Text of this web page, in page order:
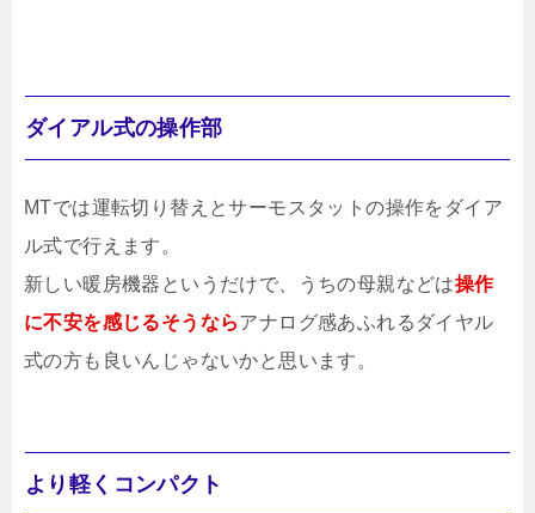
ダイアル式の操作部
MTでは運転切り替えとサーモスタットの操作をダイア
ル式で行えます。
新しい暖房機器というだけで、うちの母親などは操作
に不安を感じるそうならアナログ感あふれるダイヤル
式の方も良いんじゃないかと思います。
より軽くコンパクト